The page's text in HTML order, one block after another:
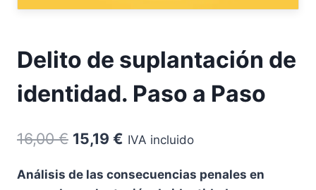
Delito de suplantación de
identidad. Paso a Paso
16,00€ El
original
15,19 € El
actual
IVA incluido
Análisis de las consecuencias penales en